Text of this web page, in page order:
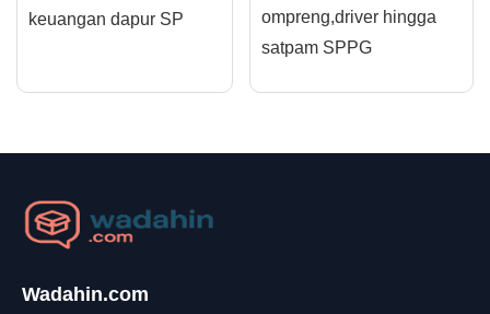
keuangan dapur SP
ompreng,driver hingga
satpam SPPG
Wadahin.com